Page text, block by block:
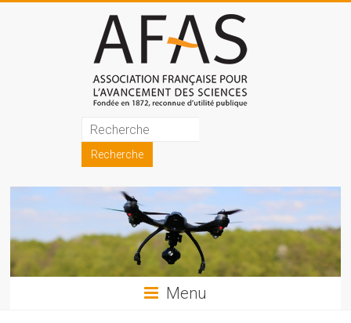
Association
française
pour
l'avancement
des
sciences
Menu